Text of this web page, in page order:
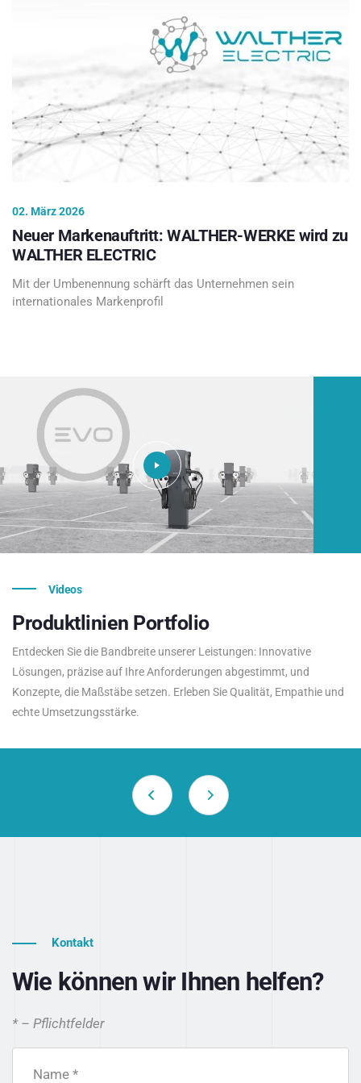
02. März 2026
Neuer Markenauftritt: WALTHER-WERKE wird zu
WALTHER ELECTRIC
Mit der Umbenennung schärft das Unternehmen sein
internationales Markenprofil
Videos
Produktlinien Portfolio
Entdecken Sie die Bandbreite unserer Leistungen: Innovative
Lösungen, präzise auf Ihre Anforderungen abgestimmt, und
Konzepte, die Maßstäbe setzen. Erleben Sie Qualität, Empathie und
echte Umsetzungsstärke.
Kontakt
Wie können wir Ihnen helfen?
* – Pflichtfelder
Name *